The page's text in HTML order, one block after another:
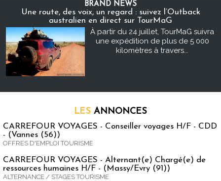
BRAND NEWS
Une route, des voix, un regard : suivez l’Outback
australien en direct sur TourMaG
À partir du 24 juillet, TourMaG suivra
une expédition de plus de 5 000
kilomètres à travers...
LES ANNONCES
CARREFOUR VOYAGES - Conseiller voyages H/F - CDD
- (Vannes (56))
OFFRES D'EMPLOI TOURISME
CARREFOUR VOYAGES - Alternant(e) Chargé(e) de
ressources humaines H/F - (Massy/Evry (91))
ALTERNANCE / STAGES TOURISME